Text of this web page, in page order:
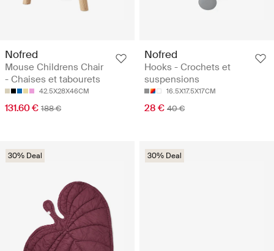
Nofred
Mouse Childrens Chair
- Chaises et tabourets
42.5X28X46CM
131.60 € 188 €
Nofred
Hooks - Crochets et
suspensions
16.5X17.5X17CM
28 € 40 €
30% Deal 30% Deal